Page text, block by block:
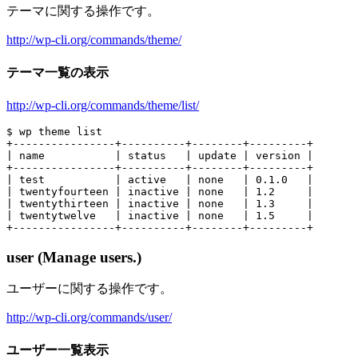
テーマに関する操作です。
http://wp-cli.org/commands/theme/
テーマ一覧の表示
http://wp-cli.org/commands/theme/list/
$ wp theme list
+----------------+----------+--------+---------+
| name           | status   | update | version |
+----------------+----------+--------+---------+
| test           | active   | none   | 0.1.0   |
| twentyfourteen | inactive | none   | 1.2     |
| twentythirteen | inactive | none   | 1.3     |
| twentytwelve   | inactive | none   | 1.5     |
user (Manage users.)
ユーザーに関する操作です。
http://wp-cli.org/commands/user/
ユーザー一覧表示